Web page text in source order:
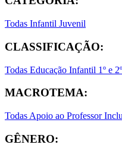
Todas Infantil Juvenil
CLASSIFICAÇÃO:
Todas Educação Infantil 1º e
MACROTEMA:
Todas Apoio ao Professor
GÊNERO: